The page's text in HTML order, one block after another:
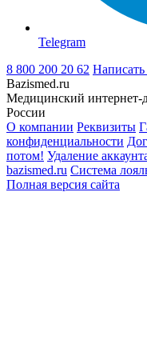
Telegram
8 800 200 20 62 Написать
Bazismed.ru
Медицинский интернет-
России
О компании Реквизиты
конфиденциальности
потом! Удаление
bazismed.ru Система
Полная версия сайта